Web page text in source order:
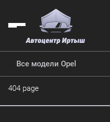
Все модели Opel
404 page